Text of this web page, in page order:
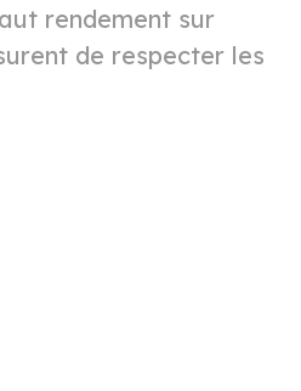
rendement sur
de respecter les